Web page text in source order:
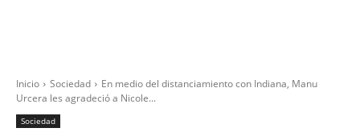
Inicio Sociedad
En medio del distanciamiento con Indiana, Manu
Urcera les agradeció a Nicole...
Sociedad